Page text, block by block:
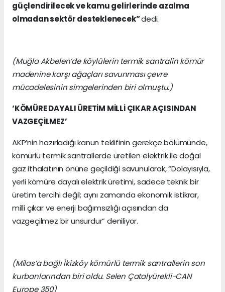
güçlendirilecek ve kamu gelirlerinde azalma
olmadan sektör desteklenecek”dedi.
(Muğla Akbelen’de köylülerin termik santralin kömür
madenine karşı ağaçları savunması çevre
mücadelesinin simgelerinden biri olmuştu.)
‘KÖMÜRE DAYALI ÜRETİM MİLLİ ÇIKAR AÇISINDAN
VAZGEÇİLMEZ’
AKP’nin hazırladığı kanun teklifinin gerekçe bölümünde,
kömürlü termik santrallerde üretilen elektrik ile doğal
gaz ithalatının önüne geçildiği savunularak, “Dolayısıyla,
yerli kömüre dayalı elektrik üretimi, sadece teknik bir
üretim tercihi değil; aynı zamanda ekonomik istikrar,
milli çıkar ve enerji bağımsızlığı açısından da
vazgeçilmez bir unsurdur” deniliyor.
(Milas’a bağlı İkizköy kömürlü termik santrallerin son
kurbanlarından biri oldu. Selen Çatalyürekli-CAN
Europe 350)